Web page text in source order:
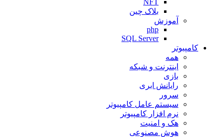
NFT
بلاک چین
آموزش
php
SQL Server
کامپیوتر
همه
اینترنت و شبکه
بازی
رایانش ابری
سرور
سیستم عامل کامپیوتر
نرم افزار کامپیوتر
هک و امنیت
هوش مصنوعی